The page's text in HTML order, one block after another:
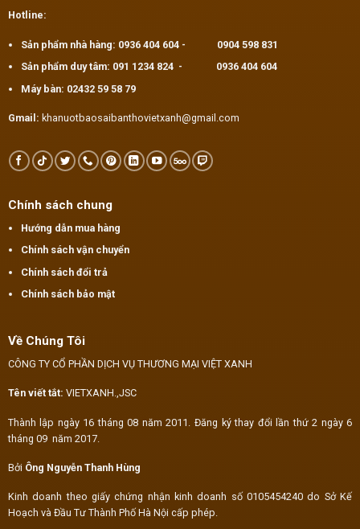
Hotline:
Sản phẩm nhà hàng: 0936 404 604- 0904 598 831
Sản phẩm duy tâm: 091 1234 824 -
0936 404 604
Máy bàn: 02432 59 58 79
Gmail: khanuotbaosaibanthovietxanh@gmail.com
Chính sách chung
Hướng dẫn mua hàng
Chính sách vận chuyển
Chính sách đổi trả
Chính sách bảo mật
Về Chúng Tôi
CÔNG TY CỔ PHẦN DỊCH VỤ THƯƠNG MẠI VIỆT XANH
Tên viết tắt: VIETXANH.,JSC
Thành lập ngày 16 tháng 08 năm 2011. Đăng ký thay đổi lần thứ 2 ngày 6
tháng 09 năm 2017.
Bởi Ông Nguyễn Thanh Hùng
Kinh doanh theo giấy chứng nhận kinh doanh số 0105454240 do Sở Kế
Hoạch và Đầu Tư Thành Phố Hà Nội cấp phép.